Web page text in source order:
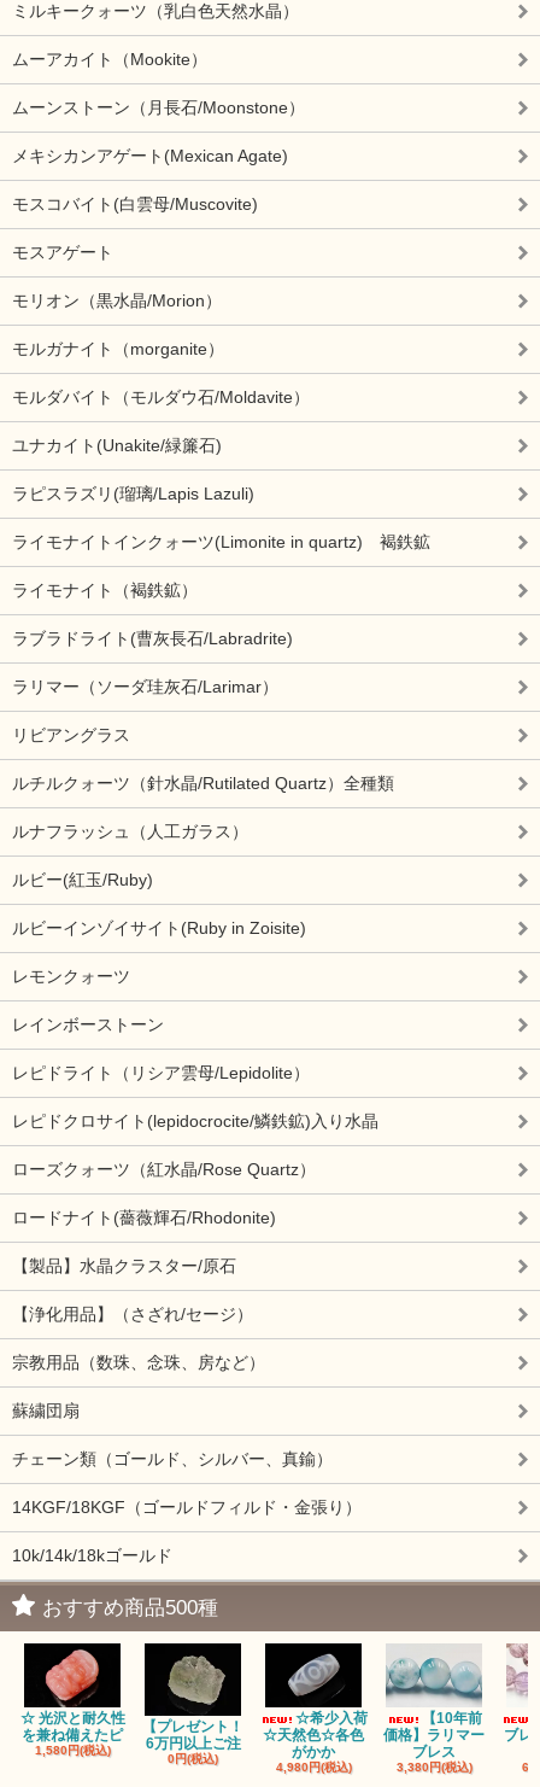
ミルキークォーツ（乳白色天然水晶）
ムーアカイト（Mookite）
ムーンストーン（月長石/Moonstone）
メキシカンアゲート(Mexican Agate)
モスコバイト(白雲母/Muscovite)
モスアゲート
モリオン（黒水晶/Morion）
モルガナイト（morganite）
モルダバイト（モルダウ石/Moldavite）
ユナカイト(Unakite/緑簾石)
ラピスラズリ(瑠璃/Lapis Lazuli)
ライモナイトインクォーツ(Limonite in quartz) 褐鉄鉱
ライモナイト（褐鉄鉱）
ラブラドライト(曹灰長石/Labradrite)
ラリマー（ソーダ珪灰石/Larimar）
リビアングラス
ルチルクォーツ（針水晶/Rutilated Quartz）全種類
ルナフラッシュ（人工ガラス）
ルビー(紅玉/Ruby)
ルビーインゾイサイト(Ruby in Zoisite)
レモンクォーツ
レインボーストーン
レピドライト（リシア雲母/Lepidolite）
レピドクロサイト(lepidocrocite/鱗鉄鉱)入り水晶
ローズクォーツ（紅水晶/Rose Quartz）
ロードナイト(薔薇輝石/Rhodonite)
【製品】水晶クラスター/原石
【浄化用品】（さざれ/セージ）
宗教用品（数珠、念珠、房など）
蘇繍団扇
チェーン類（ゴールド、シルバー、真鍮）
14KGF/18KGF（ゴールドフィルド・金張り）
10k/14k/18kゴールド
おすすめ商品500種
☆ 光沢と耐久性
を兼ね備えたピ
1,580円(税込)
【プレゼント！
6万円以上ご注
0円(税込)
☆希少入荷
☆天然色☆各色
がかか
4,980円(税込)
【10年前
価格】ラリマー
ブレス
3,380円(税込)
ブ